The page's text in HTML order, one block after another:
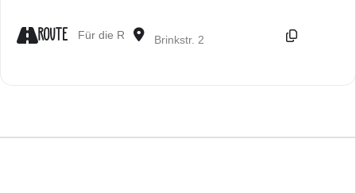
ROUTE